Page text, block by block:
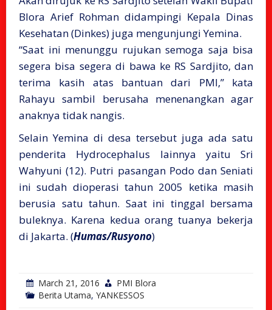
Blora Arief Rohman didampingi Kepala Dinas
Kesehatan (Dinkes) juga mengunjungi Yemina.
“Saat ini menunggu rujukan semoga saja bisa
segera bisa segera di bawa ke RS Sardjito, dan
terima kasih atas bantuan dari PMI,” kata
Rahayu sambil berusaha menenangkan agar
anaknya tidak nangis.
Selain Yemina di desa tersebut juga ada satu
penderita Hydrocephalus lainnya yaitu Sri
Wahyuni (12). Putri pasangan Podo dan Seniati
ini sudah dioperasi tahun 2005 ketika masih
berusia satu tahun. Saat ini tinggal bersama
buleknya. Karena kedua orang tuanya bekerja
di Jakarta. (Humas/Rusyono)
March 21, 2016
PMI Blora
Berita Utama, YANKESSOS